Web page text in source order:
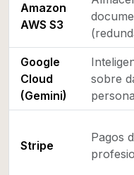
Amazon
AWS S3
Google
Cloud
(Gemini)
sobre
Stripe
Pagos